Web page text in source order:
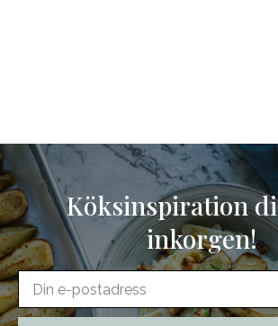
Köksinspiration
inkorgen!